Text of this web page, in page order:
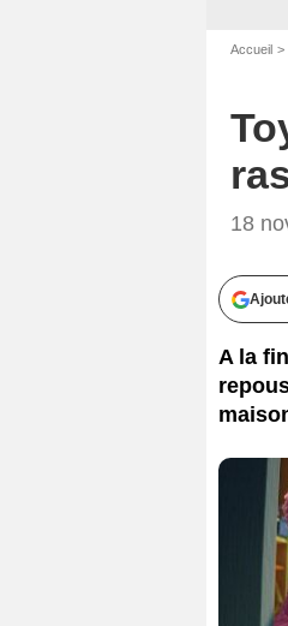
Accueil
18
A la